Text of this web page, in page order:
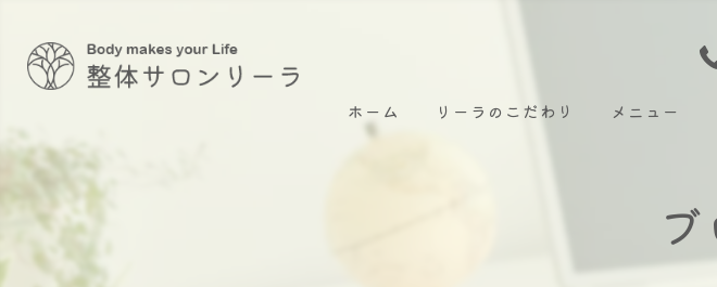
ホーム リーラのこだわり メニュー